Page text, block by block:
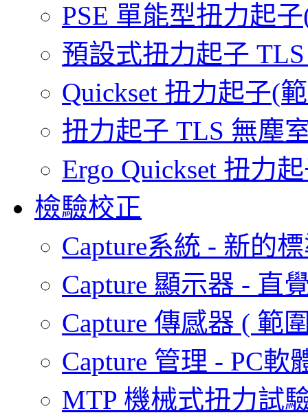
PSE 單能型扭力起
預設式扭力起子
Quickset 扭力起子(
扭力起子 TLS 無塵
Ergo Quickset 扭力
檢驗校正
Capture系統 - 新的
Capture 顯示器 - 直
Capture 傳感器 ( 範
Capture 管理 - PC軟
MTP 機械式扭力試